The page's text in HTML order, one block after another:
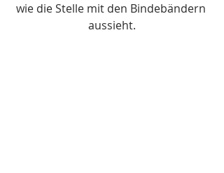
wie die Stelle mit den Bindebändern
aussieht.